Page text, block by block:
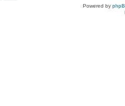
Powered by